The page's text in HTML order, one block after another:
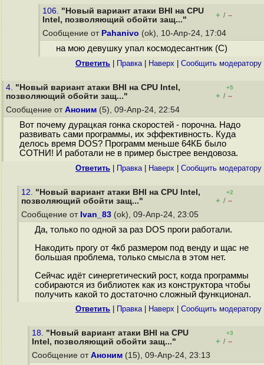
106. "Новый вариант атаки BHI на CPU
Intel, позволяющий обойти защ..."
+ / –
Сообщение от Pahanivo (ok), 10-Апр-24, 17:04
на мою девушку упал космодесантник (С)
Ответить Правка| Наверх Cообщить модератору
4. "Новый вариант атаки BHI на CPU Intel,
позволяющий обойти защ..."
+5
+ / –
Сообщение от Аноним (5), 09-Апр-24, 22:54
Вот почему дурацкая гонка скоростей - порочна. Надо
развивать сами программы, их эффективность. Куда
делось время DOS? Программ меньше 64КБ было
СОТНИ! И работали не в пример быстрее вендовоза.
Ответить Правка| Наверх Cообщить модератору
12. "Новый вариант атаки BHI на CPU Intel,
позволяющий обойти защ..."
+2
+ / –
Сообщение от Ivan_83 (ok), 09-Апр-24, 23:05
Да, только по одной за раз DOS проги работали.
Накодить прогу от 4кб размером под венду и щас не
большая проблема, только смысла в этом нет.
Сейчас идёт синергетический рост, когда программы
собираются из библиотек как из конструктора чтобы
получить какой то достаточно сложный функционал.
Ответить Правка| Наверх Cообщить модератору
18. "Новый вариант атаки BHI на CPU
Intel, позволяющий обойти защ..."
+3
+ / –
Сообщение от Аноним (15), 09-Апр-24, 23:13